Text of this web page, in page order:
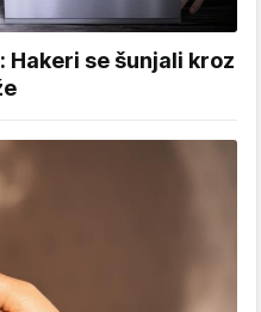
se šunjali kroz